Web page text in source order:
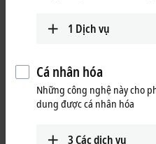
Robust industrial
Thanks to internal motherboard
Beckhoff can offer high-
optimized for the MX-System in a
a variety of performance classes
1 Dịch vụ
Cá nhân hóa
Những công nghệ này cho
dung được cá nhân hóa
3Các dịch vụ